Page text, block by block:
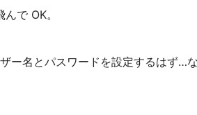
で OK。
ー名とパスワードを設定するはず…